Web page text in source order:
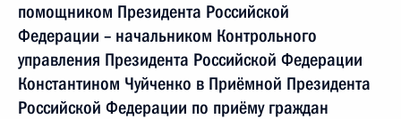
помощником Президента Российской
Федерации – начальником Контрольного
управления Президента Российской Федерации
Константином Чуйченко в Приёмной Президента
Российской Федерации по приёму граждан